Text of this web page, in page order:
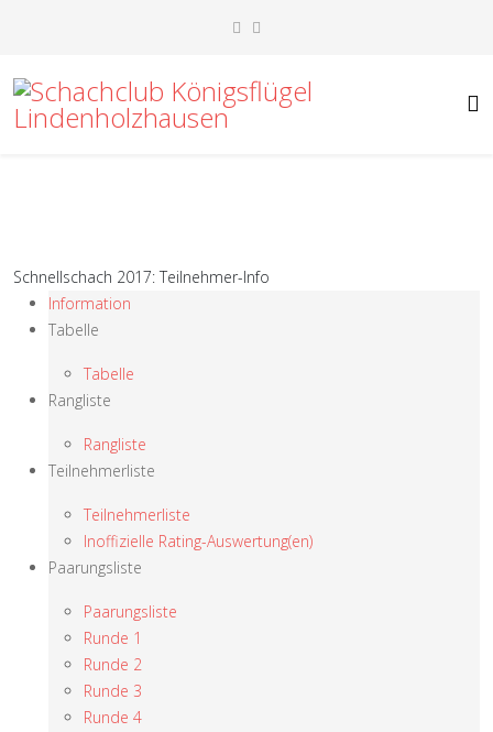
Schnellschach 2017: Teilnehmer-Info
Information
Tabelle
Tabelle
Rangliste
Rangliste
Teilnehmerliste
Teilnehmerliste
Inoffizielle Rating-Auswertung(en)
Paarungsliste
Paarungsliste
Runde 1
Runde 2
Runde 3
Runde 4